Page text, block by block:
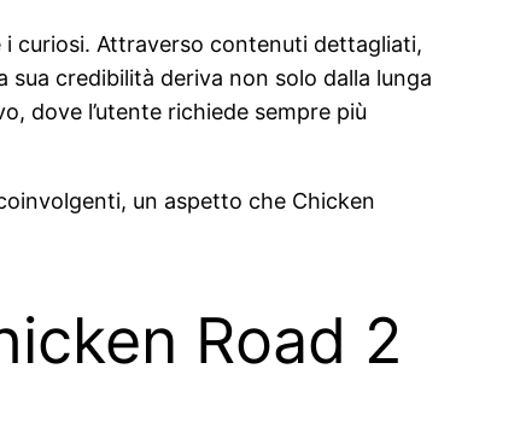
curiosi. Attraverso contenuti dettagliati,
credibilità deriva non solo dalla lunga
dove l’utente richiede sempre più
un aspetto che Chicken
Road 2